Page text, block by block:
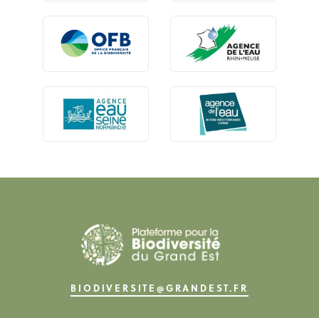
BIODIVERSITE@GRANDEST.FR